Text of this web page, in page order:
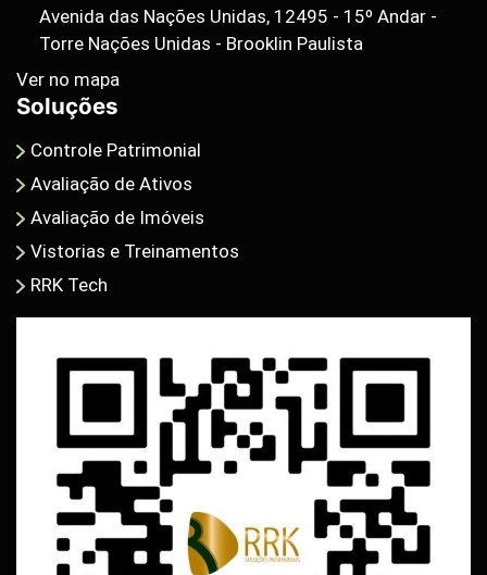
Avenida das Nações Unidas, 12495 - 15º Andar -
Torre Nações Unidas - Brooklin Paulista
Ver no mapa
Soluções
Controle Patrimonial
Avaliação de Ativos
Avaliação de Imóveis
Vistorias e Treinamentos
RRK Tech